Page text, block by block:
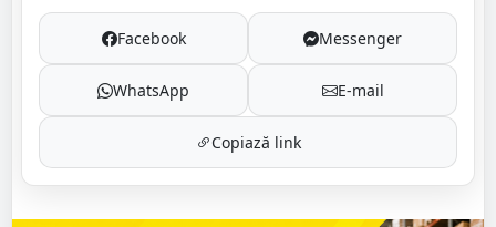
Facebook Messenger
WhatsApp E-mail
Copiază link